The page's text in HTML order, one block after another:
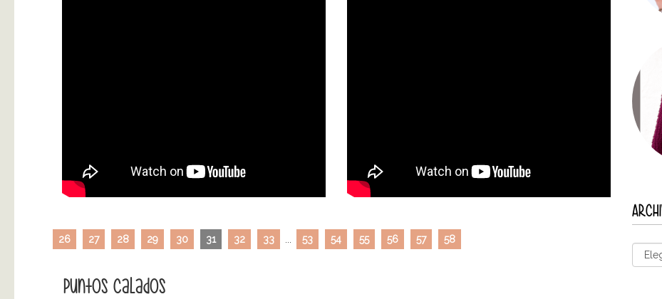
26 27 28 29 30 31 32 33 53 54 55 56 57 58
Puntos Calados